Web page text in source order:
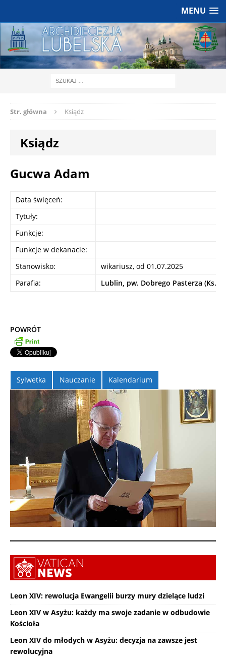
MENU
Str. główna Ksiądz
Ksiądz
Gucwa Adam
Data święceń:
Tytuły:
Funkcje:
Funkcje w dekanacie:
Stanowisko:
wikariusz, od 01.07.2025
Parafia:
Lublin, pw. Dobrego Pasterza (Ks.
POWRÓT
Sylwetka Nauczanie Kalendarium
Leon XIV: rewolucja Ewangelii burzy mury dzielące ludzi
Leon XIV w Asyżu: każdy ma swoje zadanie w odbudowie
Kościoła
Leon XIV do młodych w Asyżu: decyzja na zawsze jest
rewolucyjna